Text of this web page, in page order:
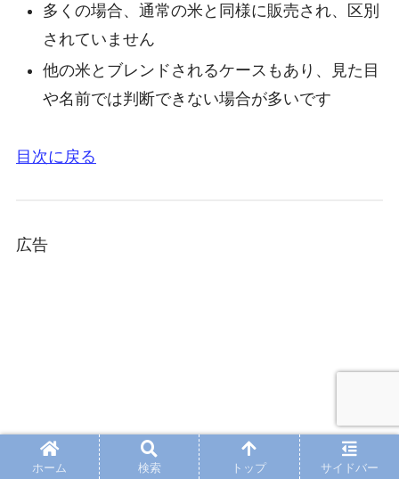
多くの場合、通常の米と同様に販売され、区別
されていません
他の米とブレンドされるケースもあり、見た目
や名前では判断できない場合が多いです
目次に戻る
広告
ホーム 検索 トップ サイドバー